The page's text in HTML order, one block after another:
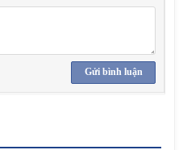
Gửi bình luận